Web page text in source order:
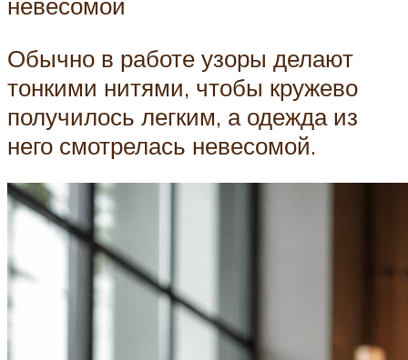
Обычно в работе узоры делают
тонкими нитями, чтобы кружево
получилось легким, а одежда из
него смотрелась невесомой.